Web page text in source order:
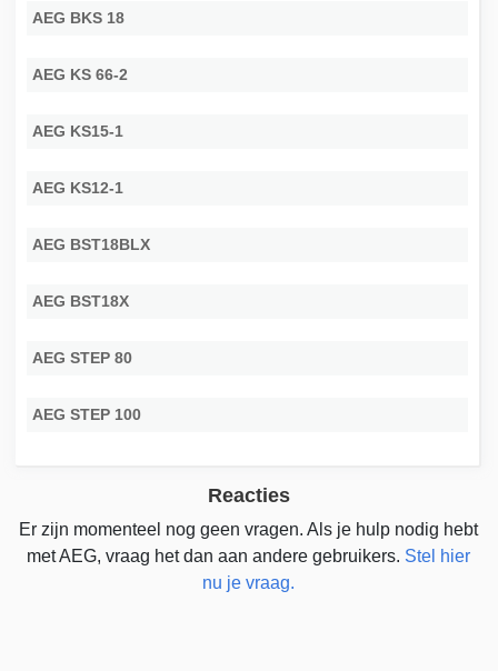
AEG BKS 18
AEG KS 66-2
AEG KS15-1
AEG KS12-1
AEG BST18BLX
AEG BST18X
AEG STEP 80
AEG STEP 100
Reacties
Er zijn momenteel nog geen vragen. Als je hulp nodig hebt
met AEG, vraag het dan aan andere gebruikers. Stel hier
nu je vraag.